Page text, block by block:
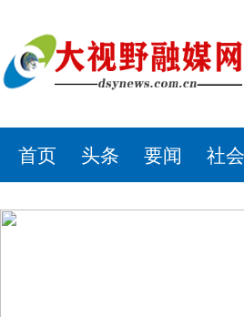
首页 头条 要闻 社会